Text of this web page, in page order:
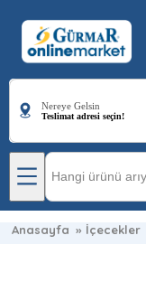
Nereye Gelsin
Teslimat adresi seçin!
Anasayfa » İçecekler